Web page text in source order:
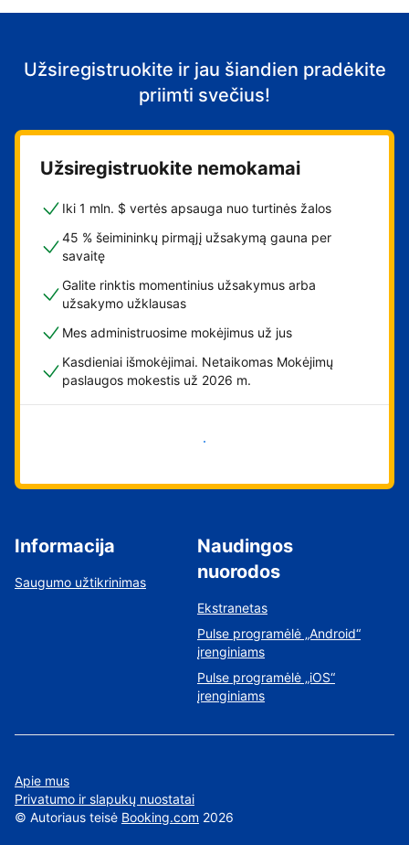
Užsiregistruokite ir jau šiandien pradėkite
priimti svečius!
Užsiregistruokite nemokamai
Iki 1 mln. $ vertės apsauga nuo turtinės žalos
45 % šeimininkų pirmąjį užsakymą gauna per
savaitę
Galite rinktis momentinius užsakymus arba
užsakymo užklausas
Mes administruosime mokėjimus už jus
Kasdieniai išmokėjimai. Netaikomas Mokėjimų
paslaugos mokestis už 2026 m.
Pradėti
Informacija
Saugumo užtikrinimas
Naudingos
nuorodos
Ekstranetas
Pulse programėlė „Android“
įrenginiams
Pulse programėlė „iOS“
įrenginiams
Apie mus
Privatumo ir slapukų nuostatai
© Autoriaus teisė Booking.com 2026